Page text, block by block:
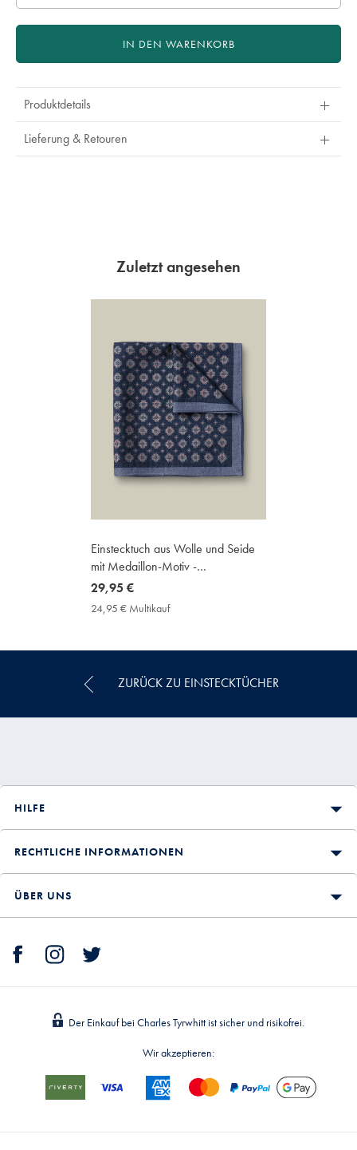
IN DEN WARENKORB
Produktdetails
Lieferung & Retouren
Zuletzt angesehen
Einstecktuch aus Wolle und Seide
mit Medaillon-Motiv -
Französisches Blau
now
29,95
29,95 €
24,95 € Multikauf24,95
Price
ZURÜCK ZU EINSTECKTÜCHER
HILFE
RECHTLICHE INFORMATIONEN
ÜBER UNS
Der Einkauf bei Charles Tyrwhitt ist sicher und risikofrei.
Wir akzeptieren: